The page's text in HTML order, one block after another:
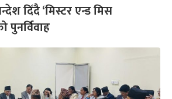
दिँदै ‘मिस्टर एन्ड मिस
पुनर्विवाह